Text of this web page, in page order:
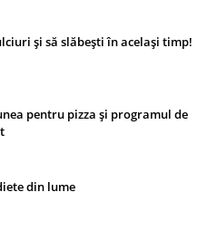
și să slăbești în același timp!
pentru pizza și programul de
din lume